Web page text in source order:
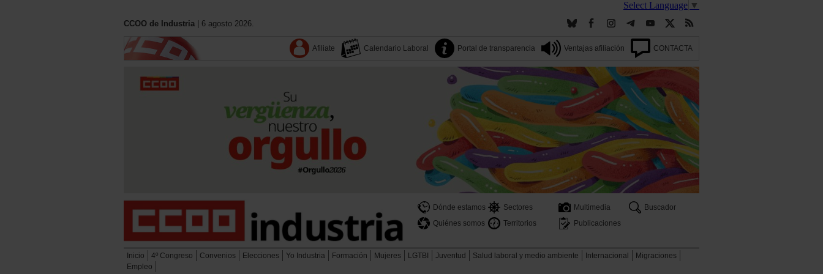
Select Language ▼
CCOO de Industria | 6 agosto 2026.
Afiliate Calendario Laboral Portal de transparencia Ventajas afiliación CONTACTA
Dónde estamos Sectores Multimedia
Buscador
Quiénes somos
Territorios Publicaciones
Inicio 4º Congreso Convenios Elecciones Yo Industria Formación Mujeres LGTBI Juventud Salud laboral y medio ambiente Internacional
Migraciones
Empleo